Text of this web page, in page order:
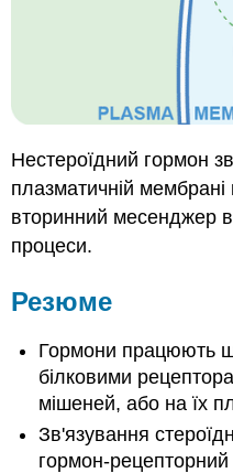
Нестероїдний гормон
плазматичній мембрані
вторинний месенджер
процеси.
Резюме
Гормони працюють
білковими
мішеней, або на їх
Зв'язування
гормон-